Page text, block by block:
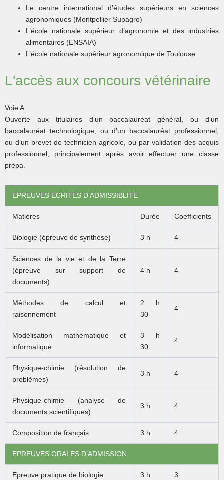
Le centre international d’études supérieurs en sciences
agronomiques (Montpellier Supagro)
L’école nationale supérieur d’agronomie et des industries
alimentaires (ENSAIA)
L’école nationale supérieur agronomique de Toulouse
L'accès aux concours vétérinaire
Voie A
Ouverte aux titulaires d’un baccalauréat général, ou d’un
baccalauréat technologique, ou d’un baccalauréat professionnel,
ou d’un brevet de technicien agricole, ou par validation des acquis
professionnel, principalement après avoir effectuer une classe
prépa.
EPREUVES ECRITES D’ADMISSIBLITE
Matières Durée Coefficients
Biologie (épreuve de synthèse) 3 h 4
Sciences de la vie et de la Terre
(épreuve sur support de
documents)
4 h 4
Méthodes de calcul et
raisonnement
2 h
30
4
Modélisation mathématique et
informatique
3 h
30
4
Physique-chimie (résolution de
problèmes)
3 h 4
Physique-chimie (analyse de
documents scientifiques)
3 h 4
Composition de français 3 h 4
EPREUVES ORALES D’ADMISSION
Epreuve pratique de biologie 3 h 3